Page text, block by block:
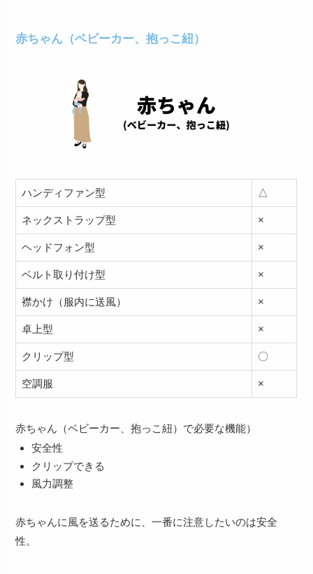
赤ちゃん（ベビーカー、抱っこ紐）
ハンディファン型 △
ネックストラップ型 ×
ヘッドフォン型 ×
ベルト取り付け型 ×
襟かけ（服内に送風） ×
卓上型 ×
クリップ型 〇
空調服 ×
赤ちゃん（ベビーカー、抱っこ紐）で必要な機能）
安全性
クリップできる
風力調整
赤ちゃんに風を送るために、一番に注意したいのは安全
性。